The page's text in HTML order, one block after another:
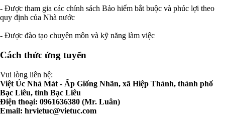
- Được tham gia các chính sách Bảo hiểm bắt buộc và phúc lợi theo
quy định của Nhà nước
- Được đào tạo chuyên môn và kỹ năng làm việc
Cách thức ứng tuyển
Vui lòng liên hệ:
Việt Úc Nhà Mát - Ấp Giống Nhãn, xã Hiệp Thành, thành phố
Bạc Liêu, tỉnh Bạc Liêu
Điện thoại: 0961636380 (Mr. Luân)
Email: hrvietuc@vietuc.com